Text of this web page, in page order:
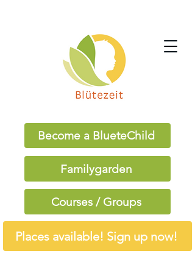
Become a BlueteChild
Familygarden
Courses / Groups
Places available! Sign up now!